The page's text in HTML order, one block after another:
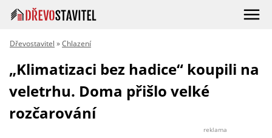
Dřevostavitel »Chlazení
„Klimatizaci bez hadice“ koupili na
veletrhu. Doma přišlo velké
rozčarování
reklama